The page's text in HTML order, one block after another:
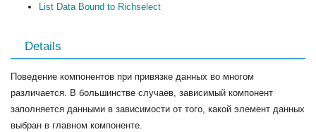
List Data Bound to Richselect
Details
Поведение компонентов при привязке данных во многом
различается. В большинстве случаев, зависимый компонент
заполняется данными в зависимости от того, какой элемент данных
выбран в главном компоненте.